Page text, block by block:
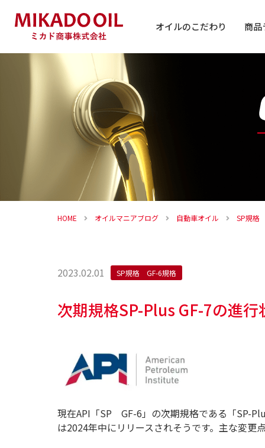
オイルのこだわり 商品
バイ
HOME オイルマニアブログ 自動車オイル SP規格
2023.02.01 SP規格 GF-6規格
次期規格SP-Plus GF-7の進
現在API「SP GF-6」の次期規格である「SP-
は2024年中にリリースされそうです。主な変更